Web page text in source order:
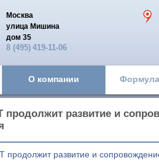
Москва
улица Мишина
дом 35
8 (495) 419-11-06
О компании
развитие и
развитие и